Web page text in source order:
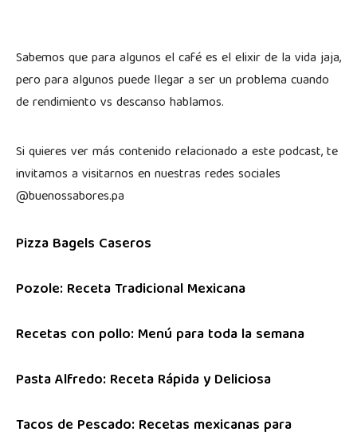
Sabemos que para algunos el café es el elixir de la vida jaja,
pero para algunos puede llegar a ser un problema cuando
de rendimiento vs descanso hablamos.
Si quieres ver más contenido relacionado a este podcast, te
invitamos a visitarnos en nuestras redes sociales
@buenossabores.pa
Pizza Bagels Caseros
Pozole: Receta Tradicional Mexicana
Recetas con pollo: Menú para toda la semana
Pasta Alfredo: Receta Rápida y Deliciosa
Tacos de Pescado: Recetas mexicanas para